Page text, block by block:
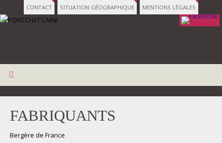
CONTACT SITUATION GÉOGRAPHIQUE MENTIONS LÉGALES
FABRIQUANTS
Bergère de France